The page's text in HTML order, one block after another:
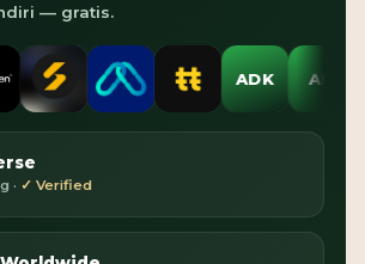
— gratis.
ADK AD
· ✓ Verified